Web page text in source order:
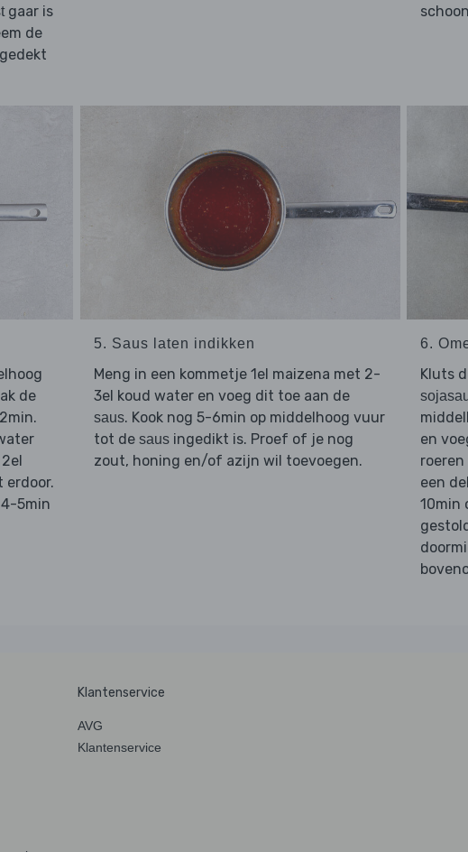
gaar is
de
de
erdoor.
5min
5. Saus laten indikken
Meng in een kommetje 1el maizena met 2-
3el koud water en voeg dit toe aan de
saus. Kook nog 5-6min op middelhoog vuur
tot de sausingedikt is. Proef of je nog
zout, honing en/of azijn wil toevoegen.
6.
Kluts
en
een
10min
Klantenservice
AVG
Klantenservice